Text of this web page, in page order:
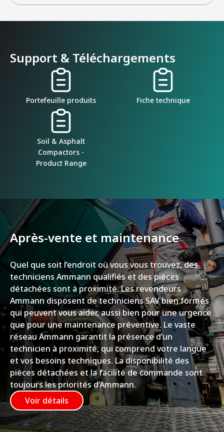
Support & Téléchargements
Portefeuille produits Fiche technique
Soil & Asphalt
Compactors -
Product Range
Après-vente et maintenance
Quel que soit l’endroit où vous vous trouvez, des
techniciens Ammann qualifiés et des pièces
détachées sont à proximité. Les revendeurs
Ammann disposent de techniciens SAV bien formés
qui peuvent vous aider, aussi bien pour une urgence
que pour une maintenance préventive. Le vaste
réseau Ammann garantit la présence d’un
technicien à proximité, qui comprend votre langue
et vos besoins techniques. La disponibilité des
pièces détachées et la facilité de commande sont
toujours les priorités d’Ammann.
Voir détails